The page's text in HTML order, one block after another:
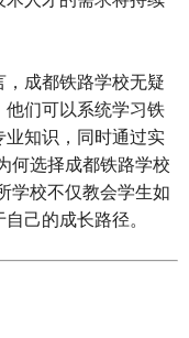
成都铁路学校无疑
们可以系统学习铁
知识，同时通过实
何选择成都铁路学校
学校不仅教会学生如
己的成长路径。